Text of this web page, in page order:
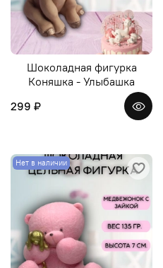
Шоколадная фигурка
Коняшка - Улыбашка
299 ₽
Нет в наличии